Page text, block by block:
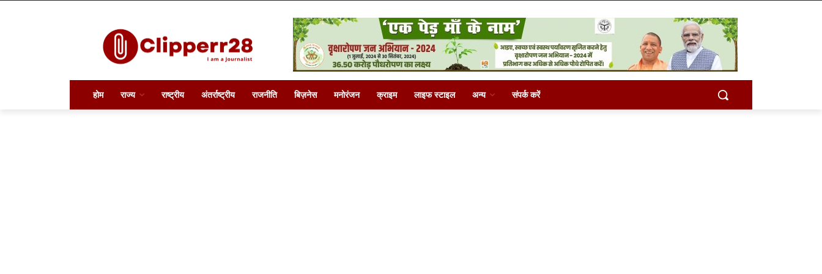
होम राज्य राष्ट्रीय अंतर्राष्ट्रीय राजनीति बिज़नेस मनोरंजन क्राइम लाइफ स्टाइल अन्य संपर्क करें